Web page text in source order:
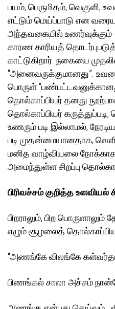
பயம், பெருமிதம், வெகுளி,
எட்டும் மெய்ப்பாடு என
அந்தவகையில்
காரண காரியத்
காட்டுகிறார். நகையை
“அனைவருக்குமானது”.
பொருள்
தொல்காப்பியர் தனது
தொல்காப்பியர்
உணரும் படி இல்லாமல்,
படி முதன்மையானதாக,
மனித வாழ்வியலை
அமைந்துள்ள சிறப்பு
பிரிவச்சம் குறித்த
பிறராலும், பிற
எழும் சூழலைத்
“அணங்கே விலங்கே
பிணங்கல் சாலா அச்சம்